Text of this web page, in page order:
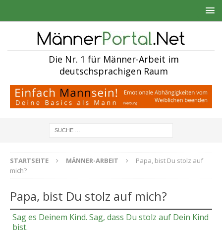
Die Nr. 1 für Männer-Arbeit im
deutschsprachigen Raum
STARTSEITE MÄNNER-ARBEIT
Papa, bist Du stolz auf
mich?
Papa, bist Du stolz auf mich?
Sag es Deinem Kind. Sag, dass Du stolz auf Dein Kind
bist.